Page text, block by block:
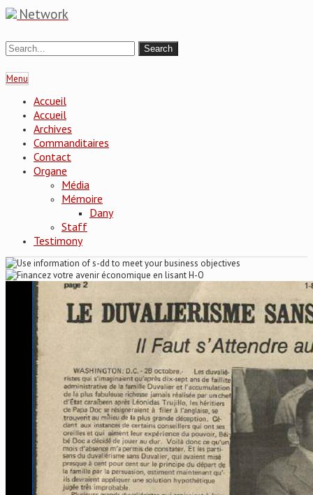
Network
Menu
Accueil
Accueil
Archives
Commanditaires
Contact
Organe
Média
Mémoire
Dany
Staff
Testimony